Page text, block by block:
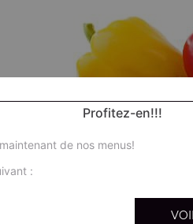
Profitez-en!!!
de nos menus!
: